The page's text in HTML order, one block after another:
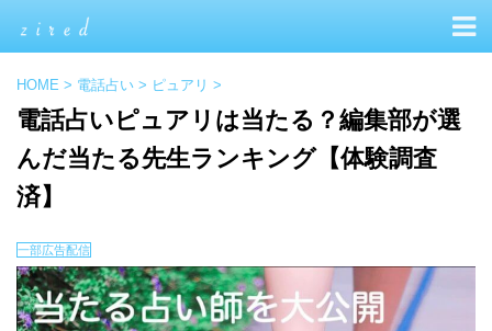
HOME > 電話占い > ピュアリ >
電話占いピュアリは当たる？編集部が選
んだ当たる先生ランキング【体験調査
済】